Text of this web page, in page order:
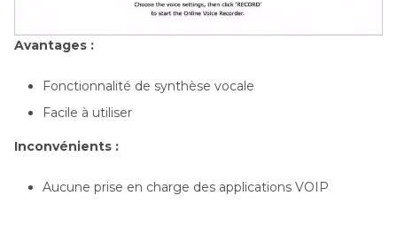
Avantages :
Fonctionnalité de synthèse vocale
Facile à utiliser
Inconvénients :
Aucune prise en charge des applications VOIP